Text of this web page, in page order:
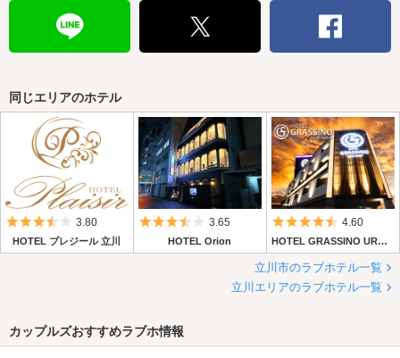
同じエリアのホテル
5つ星のうち3.5
3.80
HOTEL プレジール 立川
5つ星のうち3.5
3.65
HOTEL Orion
5つ星のうち
4.60
HOTEL GRASSINO URBAN RESORT 立川店 (ホテルグラッシーノアーバンリゾート 立川)
立川市のラブホテル一覧
立川エリアのラブホテル一覧
カップルズおすすめラブホ情報